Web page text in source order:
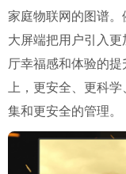
家庭物联网的图谱
大屏端把用户引入
厅幸福感和体验的
上，更安全、更科
集和更安全的管理。